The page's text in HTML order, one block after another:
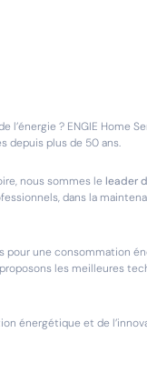
? ENGIE Home
depuis plus de 50 ans.
nous sommes le leader
dans la
pour une consommation
les meilleures
énergétique et de